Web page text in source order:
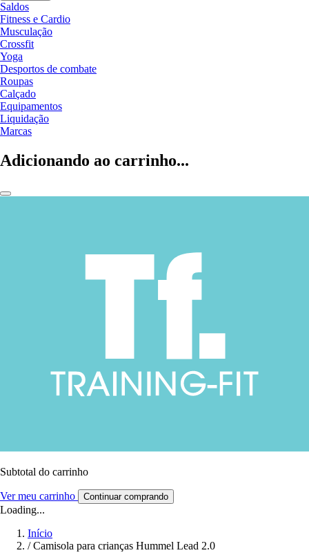
Saldos
Fitness e Cardio
Musculação
Crossfit
Yoga
Desportos de combate
Roupas
Calçado
Equipamentos
Liquidação
Marcas
Adicionando ao carrinho...
Subtotal do carrinho
Ver meu carrinho Continuar comprando
Loading...
Início
/ Camisola para crianças Hummel Lead 2.0